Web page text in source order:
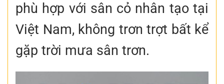
phù hợp với sân cỏ nhân tạo tại
Việt Nam, không trơn trợt bất kể
gặp trời mưa sân trơn.